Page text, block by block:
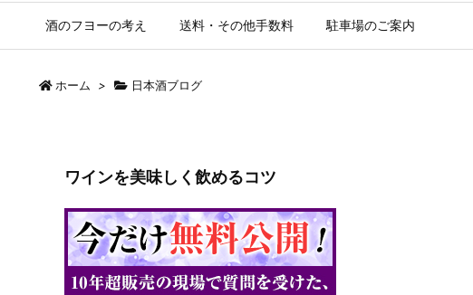
酒のフヨーの考え 送料・その他手数料 駐車場のご案内
ホーム > 日本酒ブログ
ワインを美味しく飲めるコツ